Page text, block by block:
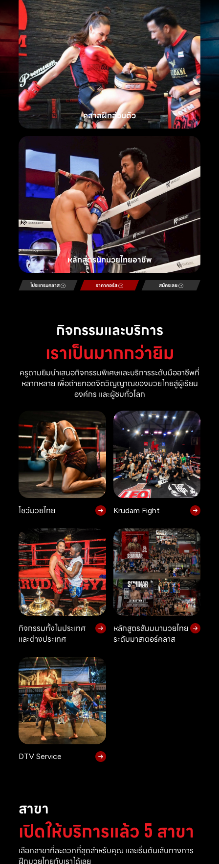
คลาสฝึกส่วนตัว
หลักสูตรนักมวยไทยอาชีพ
โปรแกรมคลาส ราคาคอร์ส สมัครเลย
กิจกรรมและบริการ
เราเป็นมากกว่ายิม
ครูดามยิมนำเสนอกิจกรรมพิเศษและบริการระดับมืออาชีพที่
หลากหลาย เพื่อถ่ายทอดจิตวิญญาณของมวยไทยสู่ผู้เรียน
องค์กร และผู้ชมทั่วโลก
โชว์มวยไทย Krudam Fight
กิจกรรมทั้งในประเทศ
และต่างประเทศ
หลักสูตรสัมมนามวยไทย
ระดับมาสเตอร์คลาส
DTV Service
สาขา
เปิดให้บริการแล้ว 5 สาขา
เลือกสาขาที่สะดวกที่สุดสำหรับคุณ และเริ่มต้นเส้นทางการ
ฝึกมวยไทยกับเราได้เลย